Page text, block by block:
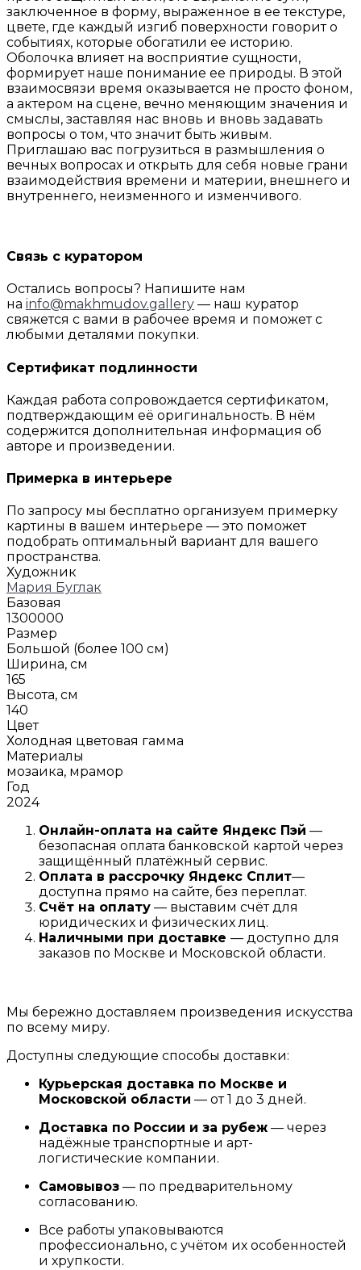
заключенное в форму, выраженное в ее текстуре,
цвете, где каждый изгиб поверхности говорит о
событиях, которые обогатили ее историю.
Оболочка влияет на восприятие сущности,
формирует наше понимание ее природы. В этой
взаимосвязи время оказывается не просто фоном,
а актером на сцене, вечно меняющим значения и
смыслы, заставляя нас вновь и вновь задавать
вопросы о том, что значит быть живым.
Приглашаю вас погрузиться в размышления о
вечных вопросах и открыть для себя новые грани
взаимодействия времени и материи, внешнего и
внутреннего, неизменного и изменчивого.
Связь с куратором
Остались вопросы? Напишите нам
на info@makhmudov.gallery — наш куратор
свяжется с вами в рабочее время и поможет с
любыми деталями покупки.
Сертификат подлинности
Каждая работа сопровождается сертификатом,
подтверждающим её оригинальность. В нём
содержится дополнительная информация об
авторе и произведении.
Примерка в интерьере
По запросу мы бесплатно организуем примерку
картины в вашем интерьере — это поможет
подобрать оптимальный вариант для вашего
пространства.
Художник
Мария Буглак
Базовая
1300000
Размер
Большой (более 100 см)
Ширина, см
165
Высота, см
140
Цвет
Холодная цветовая гамма
Материалы
мозаика, мрамор
Год
2024
Онлайн-оплата на сайте Яндекс Пэй —
безопасная оплата банковской картой через
защищённый платёжный сервис.
Оплата в рассрочку Я ндекс Сплит—
доступна прямо на сайте, без переплат.
Счёт на оплату — выставим счёт для
юридических и физических лиц.
Наличными при доставке — доступно для
заказов по Москве и Московской области.
Мы бережно доставляем произведения искусства
по всему миру.
Доступны следующие способы доставки:
Курьерская доставка по Москве и
Московской области — от 1 до 3 дней.
Доставка по России и за рубеж — через
надёжные транспортные и арт-
логистические компании.
Самовывоз — по предварительному
согласованию.
Все работы упаковываются
профессионально, с учётом их особенностей
и хрупкости.